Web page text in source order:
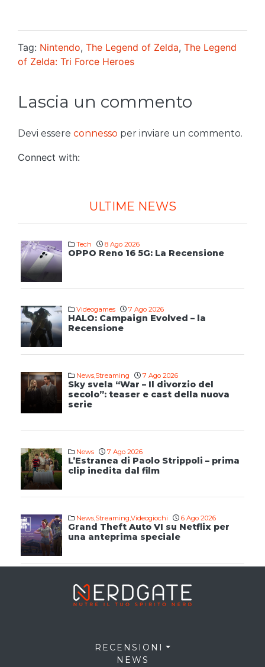
Tag: Nintendo, The Legend of Zelda, The Legend
of Zelda: Tri Force Heroes
Lascia un commento
Devi essere connesso per inviare un commento.
Connect with:
ULTIME NEWS
Tech 8 Ago 2026
OPPO Reno 16 5G: La Recensione
Videogames 7 Ago 2026
HALO: Campaign Evolved – la
Recensione
News,Streaming 7 Ago 2026
Sky svela “War – Il divorzio del
secolo”: teaser e cast della nuova
serie
News 7 Ago 2026
L’Estranea di Paolo Strippoli – prima
clip inedita dal film
News,Streaming,Videogiochi 6 Ago 2026
Grand Theft Auto VI su Netflix per
una anteprima speciale
RECENSIONI
NEWS